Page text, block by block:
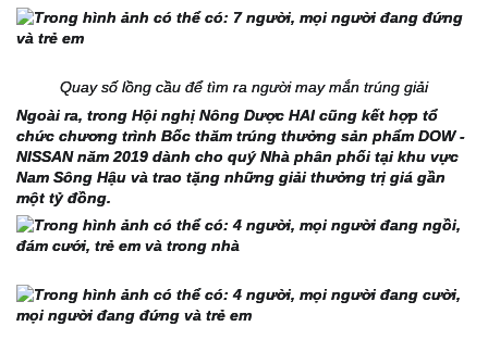
Quay số lồng cầu để tìm ra người may mắn trúng giải
Ngoài ra, trong Hội nghị Nông Dược HAI cũng kết hợp tổ
chức chương trình Bốc thăm trúng thưởng sản phẩm DOW -
NISSAN năm 2019 dành cho quý Nhà phân phối tại khu vực
Nam Sông Hậu và trao tặng những giải thưởng trị giá gần
một tỷ đồng.